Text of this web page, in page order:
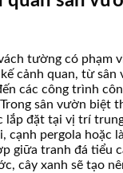
tường có phạm
cảnh quan, từ
các công trình
sân vườn biệt
đặt tại vị trí
cạnh pergola hoặc
giữa tranh đá tiểu
cây xanh sẽ tạo